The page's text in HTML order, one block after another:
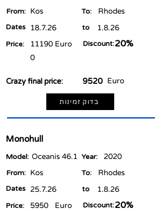
Rhodes
To:
From: Kos
1.8.26
to
18.7.26
Dates
20%
Discount:
Euro
11190
0
Price:
Euro
9520
Crazy final price:
בדוק זמינות
Monohull
2020
Year:
Oceanis 46.1
Model:
Rhodes
To:
From: Kos
1.8.26
to
25.7.26
Dates
20%
Discount:
Euro
5950
Price: